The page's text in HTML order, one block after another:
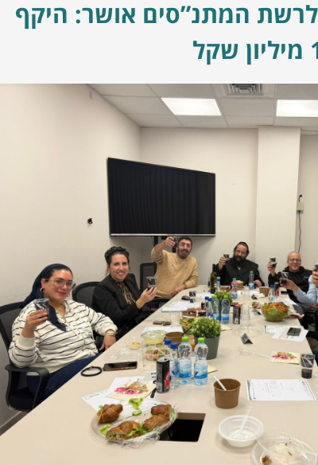
המתנ”סים אושר: היקף